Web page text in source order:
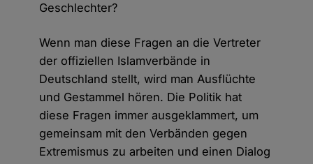
Geschlechter?
Wenn man diese Fragen an die Vertreter
der offiziellen Islamverbände in
Deutschland stellt, wird man Ausflüchte
und Gestammel hören. Die Politik hat
diese Fragen immer ausgeklammert, um
gemeinsam mit den Verbänden gegen
Extremismus zu arbeiten und einen Dialog